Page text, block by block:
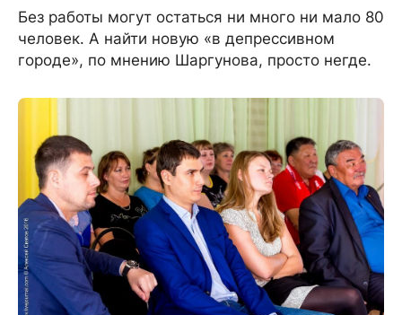
Без работы могут остаться ни много ни мало 80
человек. А найти новую «в депрессивном
городе», по мнению Шаргунова, просто негде.